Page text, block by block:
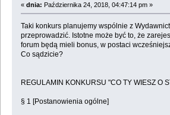
« dnia: Października 24, 2018, 04:47:14 pm »
Taki konkurs planujemy wspólnie z
przeprowadzić. Istotne może być to, że
forum będą mieli bonus, w postaci
Co sądzicie?
REGULAMIN KONKURSU "CO TY WIESZ O
§ 1 [Postanowienia ogólne]